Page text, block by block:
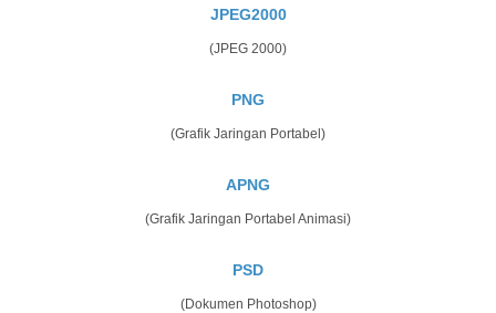
JPEG2000
(JPEG 2000)
PNG
(Grafik Jaringan Portabel)
APNG
(Grafik Jaringan Portabel Animasi)
PSD
(Dokumen Photoshop)